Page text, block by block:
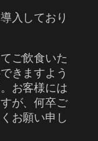
入しており
ご飲食いた
きますよう
お客様には
が、何卒ご
お願い申し